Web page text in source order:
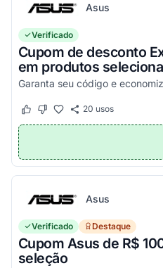
Asus
Verificado
Cupom de desconto
em produtos
Este cupom funcionou
Este cupom não funcionou
20 usos
Asus
Verificado Destaque
Cupom Asus de R$
seleção